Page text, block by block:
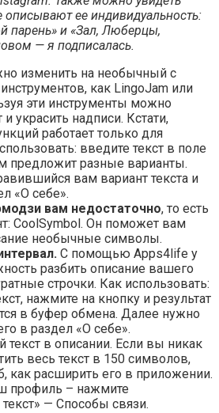
ее индивидуальность:
парень» и «Зал, Люберцы,
— я подписалась.
изменить на необычный с
как LingoJam или
эти инструменты можно
украсить надписи. Кстати,
работает только для
введите текст в поле
предложит разные варианты.
вам вариант текста и
«О себе».
вам недостаточно, то есть
CoolSymbol. Он поможет вам
необычные символы.
С помощью Apps4life у
разбить описание вашего
строчки. Как использовать:
нажмите на кнопку и результат
в буфер обмена. Далее нужно
в раздел «О себе».
текст в описании. Если вы никак
весь текст в 150 символов,
как расширить его в приложении.
профиль – нажмите
— Способы связи.